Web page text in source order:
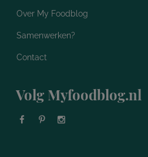
Over My Foodblog
Samenwerken?
Contact
Volg Myfoodblog.nl